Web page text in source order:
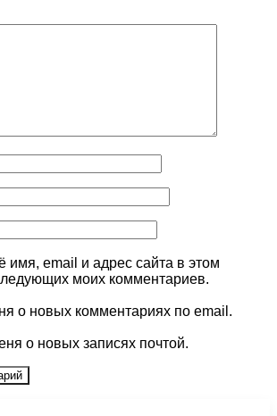
имя, email и адрес сайта в этом
моих комментариев.
о новых комментариях по email.
о новых записях почтой.